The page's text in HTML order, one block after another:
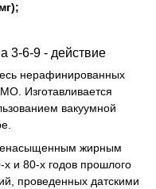
3-6-9 - действие
нерафинированных
Изготавливается
вакуумной
жирным
х и 80-х годов прошлого
проведенных датскими